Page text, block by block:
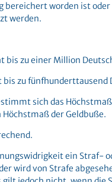
bereichert worden ist
werden.
bis zu einer Million
zu fünfhunderttausend
sich das
der Geldbuße.
ein Straf-
wird von Strafe